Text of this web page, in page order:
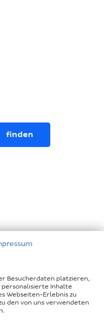
Besucherdaten platzieren,
personalisierte Inhalte
Webseiten-Erlebnis zu
den von uns verwendeten